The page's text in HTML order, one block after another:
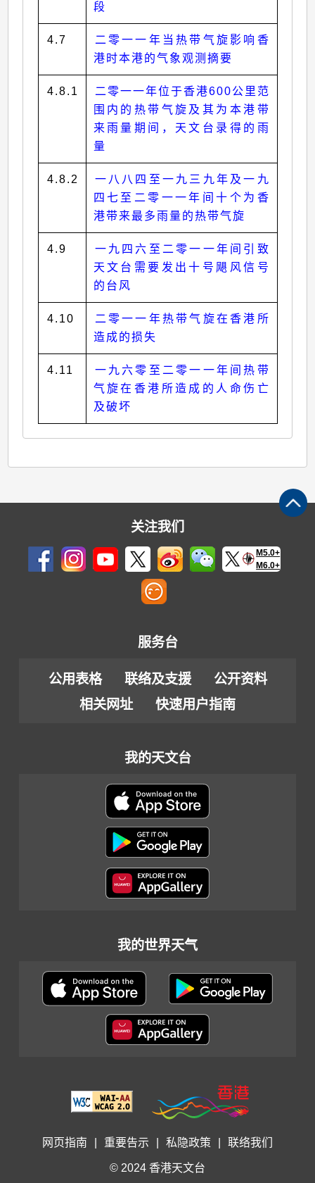
段
4.7
二零一一年当热带气旋影响香
港时本港的气象观测摘要
4.8.1
二零一一年位于香港600公里范
围内的热带气旋及其为本港带
来雨量期间，天文台录得的雨
量
4.8.2
一八八四至一九三九年及一九
四七至二零一一年间十个为香
港带来最多雨量的热带气旋
4.9
一九四六至二零一一年间引致
天文台需要发出十号飓风信号
的台风
4.10
二零一一年热带气旋在香港所
造成的损失
4.11
一九六零至二零一一年间热带
气旋在香港所造成的人命伤亡
及破坏
关注我们
M5.0+
M6.0+
服务台
公用表格 联络及支援
公开资料
相关网址
快速用户指南
我的天文台
我的世界天气
网页指南 重要告示 私隐政策 联络我们
© 2024 香港天文台